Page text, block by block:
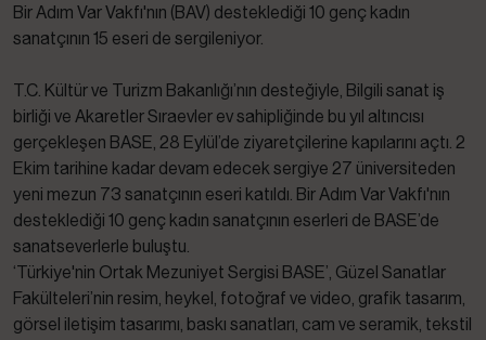
Bir Adım Var Vakfı'nın (BAV) desteklediği 10 genç kadın
sanatçının 15 eseri de sergileniyor.
T.C. Kültür ve Turizm Bakanlığı’nın desteğiyle, Bilgili sanat iş
birliği ve Akaretler Sıraevler ev sahipliğinde bu yıl altıncısı
gerçekleşen BASE, 28 Eylül’de ziyaretçilerine kapılarını açtı. 2
Ekim tarihine kadar devam edecek sergiye 27 üniversiteden
yeni mezun 73 sanatçının eseri katıldı. Bir Adım Var Vakfı'nın
desteklediği 10 genç kadın sanatçının eserleri de BASE’de
sanatseverlerle buluştu.
‘Türkiye'nin Ortak Mezuniyet Sergisi BASE’, Güzel Sanatlar
Fakülteleri’nin resim, heykel, fotoğraf ve video, grafik tasarım,
görsel iletişim tasarımı, baskı sanatları, cam ve seramik, tekstil